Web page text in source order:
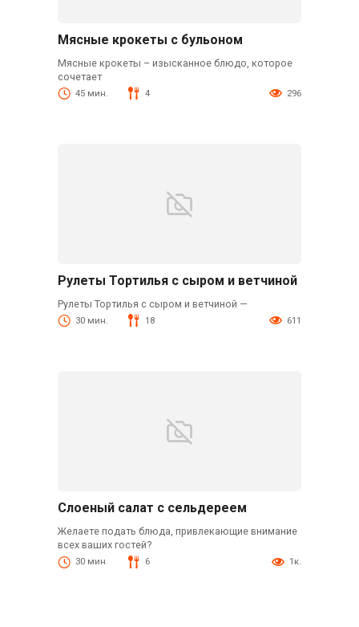
Мясные крокеты с бульоном
Мясные крокеты – изысканное блюдо, которое
сочетает
45 мин. 4 296
Рулеты Тортилья с сыром и ветчиной
Рулеты Тортилья с сыром и ветчиной —
30 мин. 18 611
Слоеный салат с сельдереем
Желаете подать блюда, привлекающие внимание
всех ваших гостей?
30 мин. 6 1к.